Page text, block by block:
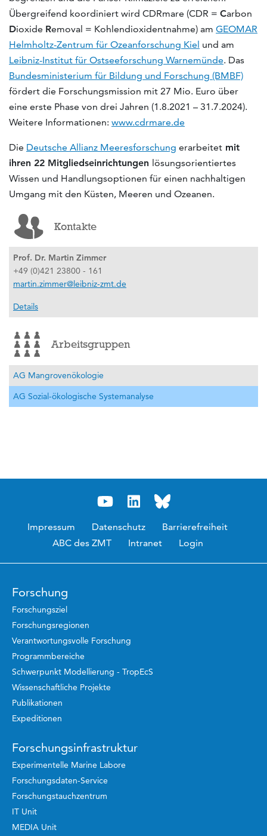
Übergreifend koordiniert wird CDRmare (CDR = Carbon
Dioxide Removal = Kohlendioxidentnahme) am GEOMAR
Helmholtz-Zentrum für Ozeanforschung Kiel und am
Leibniz-Institut für Ostseeforschung Warnemünde. Das
Bundesministerium für Bildung und Forschung (BMBF)
fördert die Forschungsmission mit 27 Mio. Euro über
eine erste Phase von drei Jahren (1.8.2021 – 31.7.2024).
Weitere Informationen: www.cdrmare.de
Die Deutsche Allianz Meeresforschung erarbeitet mit
ihren 22 Mitgliedseinrichtungen lösungsorientiertes
Wissen und Handlungsoptionen für einen nachhaltigen
Umgang mit den Küsten, Meeren und Ozeanen.
Kontakte
Prof. Dr. Martin Zimmer
+49 (0)421 23800 - 161
martin.zimmer@leibniz-zmt.de
Details
Arbeitsgruppen
AG Mangrovenökologie
AG Sozial-ökologische Systemanalyse
Impressum Datenschutz
Barrierefreiheit
ABC des ZMT
Intranet Login
Forschung
Forschungsziel
Forschungsregionen
Verantwortungsvolle Forschung
Programmbereiche
Schwerpunkt Modellierung - TropEcS
Wissenschaftliche Projekte
Publikationen
Expeditionen
Forschungsinfrastruktur
Experimentelle Marine Labore
Forschungsdaten-Service
Forschungstauchzentrum
IT Unit
MEDIA Unit